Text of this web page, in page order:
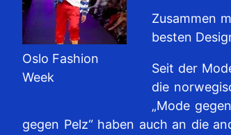
Oslo Fashion
Week
Zusammen
besten
Seit der
die
„Mode
gegen Pelz“ haben auch an die